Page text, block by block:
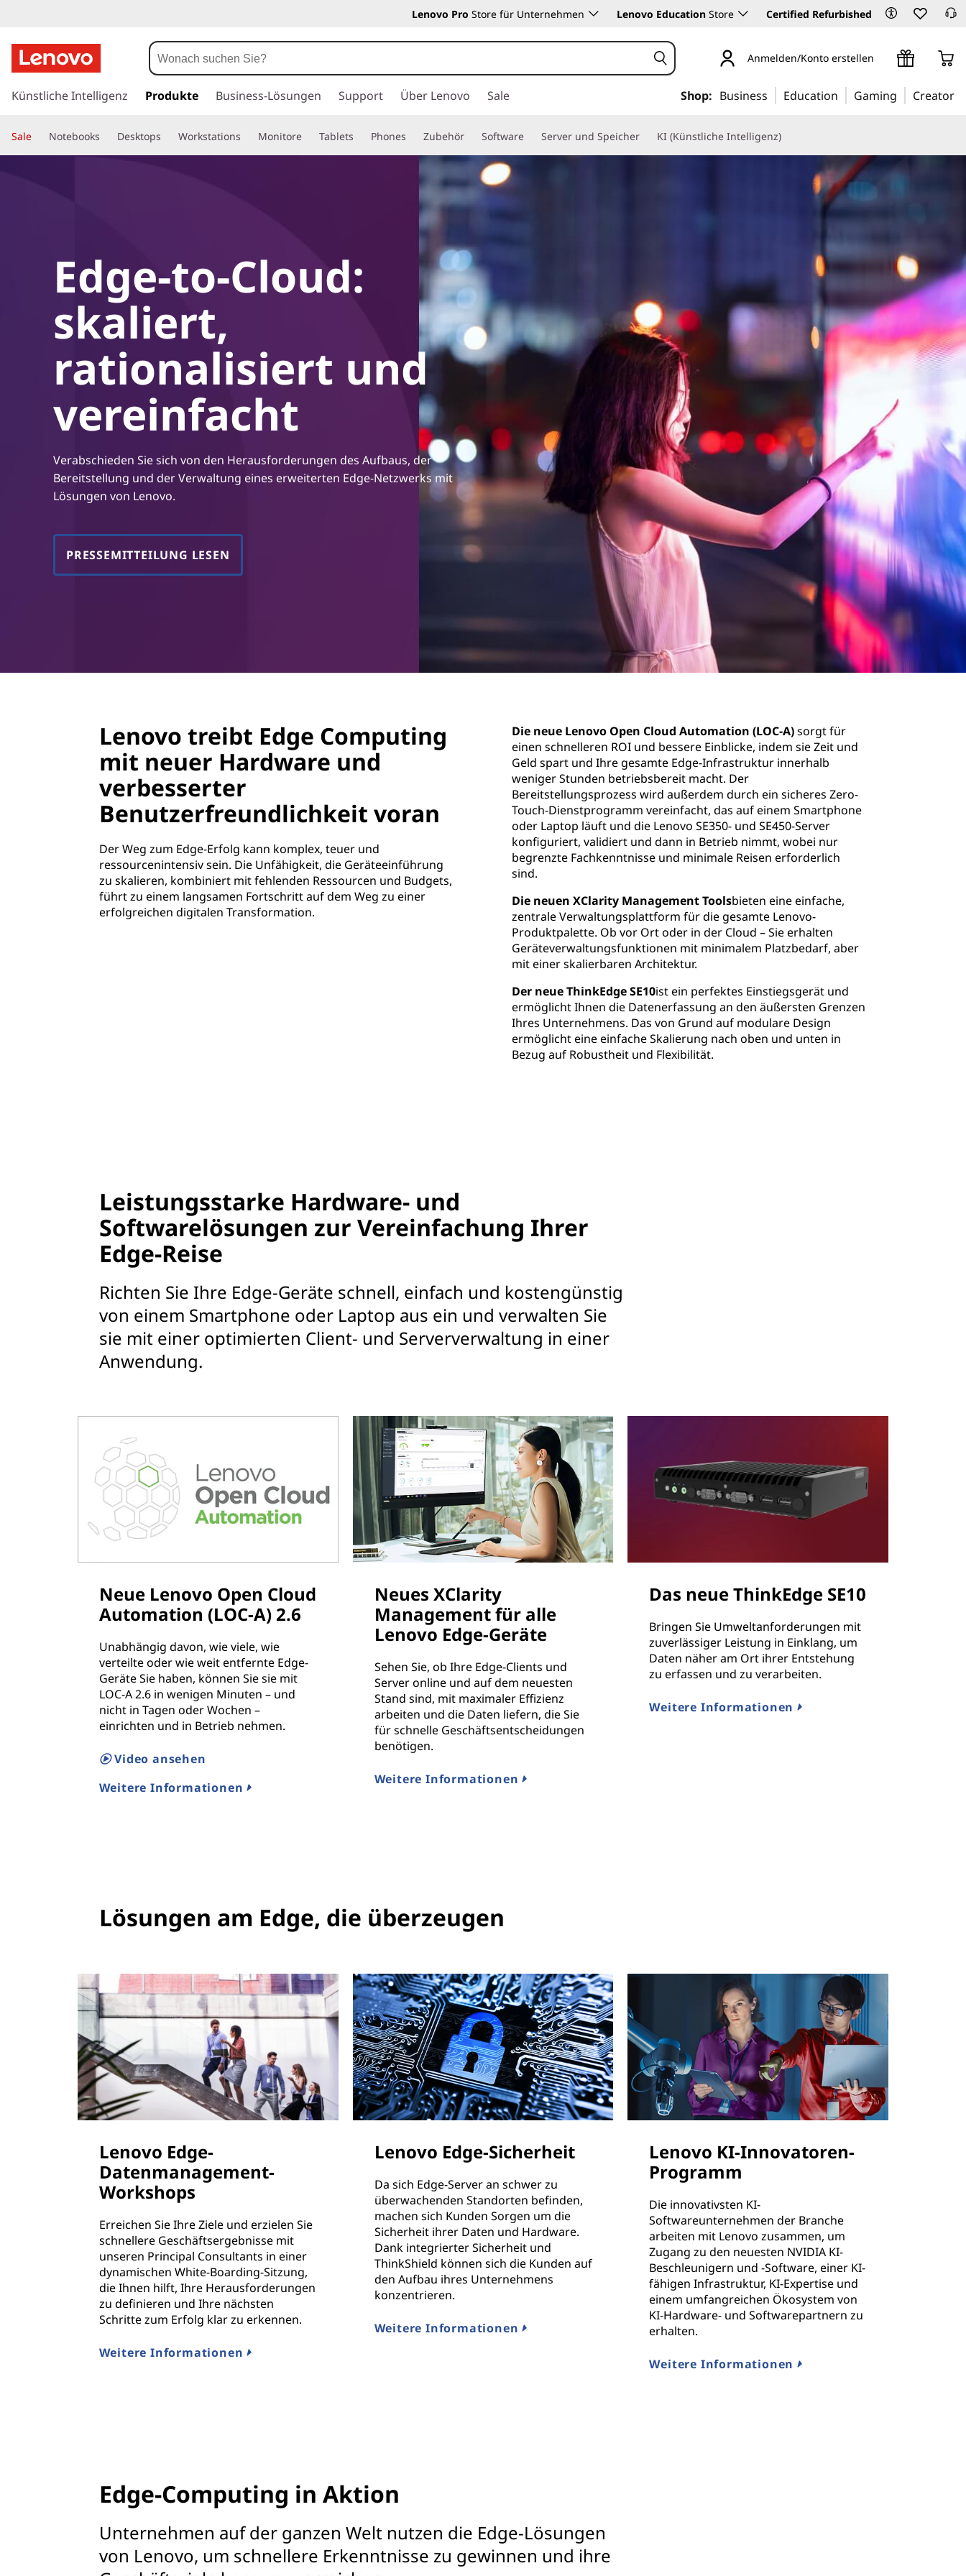
Lenovo Pro Store für Unternehmen Lenovo Education Store Certified Refurbished
u
a
u
Anmelden/Konto erstellen
Künstliche Intelligenz Produkte Business-Lösungen Support Über Lenovo Sale Shop: Business Education Gaming Creator
Sale Notebooks Desktops Workstations Monitore Tablets Phones Zubehör Software Server und Speicher KI (Künstliche Intelligenz)
Edge-to-Cloud:
skaliert,
rationalisiert und
vereinfacht
Verabschieden Sie sich von den Herausforderungen des Aufbaus, der
Bereitstellung und der Verwaltung eines erweiterten Edge-Netzwerks mit
Lösungen von Lenovo.
PRESSEMITTEILUNG LESEN
Lenovo treibt Edge Computing
mit neuer Hardware und
verbesserter
Benutzerfreundlichkeit voran
Der Weg zum Edge-Erfolg kann komplex, teuer und
ressourcenintensiv sein. Die Unfähigkeit, die Geräteeinführung
zu skalieren, kombiniert mit fehlenden Ressourcen und Budgets,
führt zu einem langsamen Fortschritt auf dem Weg zu einer
erfolgreichen digitalen Transformation.
Die neue Lenovo Open Cloud Automation (LOC-A)sorgt für
einen schnelleren ROI und bessere Einblicke, indem sie Zeit und
Geld spart und Ihre gesamte Edge-Infrastruktur innerhalb
weniger Stunden betriebsbereit macht. Der
Bereitstellungsprozess wird außerdem durch ein sicheres Zero-
Touch-Dienstprogramm vereinfacht, das auf einem Smartphone
oder Laptop läuft und die Lenovo SE350- und SE450-Server
konfiguriert, validiert und dann in Betrieb nimmt, wobei nur
begrenzte Fachkenntnisse und minimale Reisen erforderlich
sind.
Die neuen XClarity Management Toolsbieten eine einfache,
zentrale Verwaltungsplattform für die gesamte Lenovo-
Produktpalette. Ob vor Ort oder in der Cloud – Sie erhalten
Geräteverwaltungsfunktionen mit minimalem Platzbedarf, aber
mit einer skalierbaren Architektur.
Der neue ThinkEdge SE10ist ein perfektes Einstiegsgerät und
ermöglicht Ihnen die Datenerfassung an den äußersten Grenzen
Ihres Unternehmens. Das von Grund auf modulare Design
ermöglicht eine einfache Skalierung nach oben und unten in
Bezug auf Robustheit und Flexibilität.
Leistungsstarke Hardware- und
Softwarelösungen zur Vereinfachung Ihrer
Edge-Reise
Richten Sie Ihre Edge-Geräte schnell, einfach und kostengünstig
von einem Smartphone oder Laptop aus ein und verwalten Sie
sie mit einer optimierten Client- und Serververwaltung in einer
Anwendung.
Neue Lenovo Open Cloud
Automation (LOC-A) 2.6
Unabhängig davon, wie viele, wie
verteilte oder wie weit entfernte Edge-
Geräte Sie haben, können Sie sie mit
LOC-A 2.6 in wenigen Minuten – und
nicht in Tagen oder Wochen –
einrichten und in Betrieb nehmen.
Video ansehen
Weitere Informationen
Neues XClarity
Management für alle
Lenovo Edge-Geräte
Sehen Sie, ob Ihre Edge-Clients und
Server online und auf dem neuesten
Stand sind, mit maximaler Effizienz
arbeiten und die Daten liefern, die Sie
für schnelle Geschäftsentscheidungen
benötigen.
Weitere Informationen
Das neue ThinkEdge SE10
Bringen Sie Umweltanforderungen mit
zuverlässiger Leistung in Einklang, um
Daten näher am Ort ihrer Entstehung
zu erfassen und zu verarbeiten.
Weitere Informationen
Lösungen am Edge, die überzeugen
Lenovo Edge-
Datenmanagement-
Workshops
Erreichen Sie Ihre Ziele und erzielen Sie
schnellere Geschäftsergebnisse mit
unseren Principal Consultants in einer
dynamischen White-Boarding-Sitzung,
die Ihnen hilft, Ihre Herausforderungen
zu definieren und Ihre nächsten
Schritte zum Erfolg klar zu erkennen.
Weitere Informationen
Lenovo Edge-Sicherheit
Da sich Edge-Server an schwer zu
überwachenden Standorten befinden,
machen sich Kunden Sorgen um die
Sicherheit ihrer Daten und Hardware.
Dank integrierter Sicherheit und
ThinkShield können sich die Kunden auf
den Aufbau ihres Unternehmens
konzentrieren.
Weitere Informationen
Lenovo KI-Innovatoren-
Programm
Die innovativsten KI-
Softwareunternehmen der Branche
arbeiten mit Lenovo zusammen, um
Zugang zu den neuesten NVIDIA KI-
Beschleunigern und -Software, einer KI-
fähigen Infrastruktur, KI-Expertise und
einem umfangreichen Ökosystem von
KI-Hardware- und Softwarepartnern zu
erhalten.
Weitere Informationen
Edge-Computing in Aktion
Unternehmen auf der ganzen Welt nutzen die Edge-Lösungen
von Lenovo, um schnellere Erkenntnisse zu gewinnen und ihre